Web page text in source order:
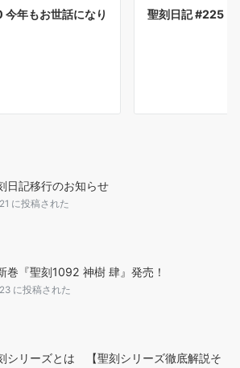
年もお世話になり
聖刻日記 #225
日記移行のお知らせ
に投稿された
巻『聖刻1092 神樹 肆』発売！
に投稿された
シリーズとは 【聖刻シリーズ徹底解説そ